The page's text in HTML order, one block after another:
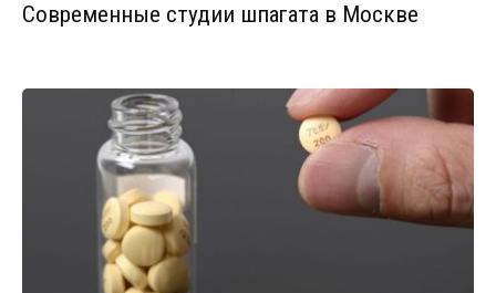
Современные студии шпагата в Москве